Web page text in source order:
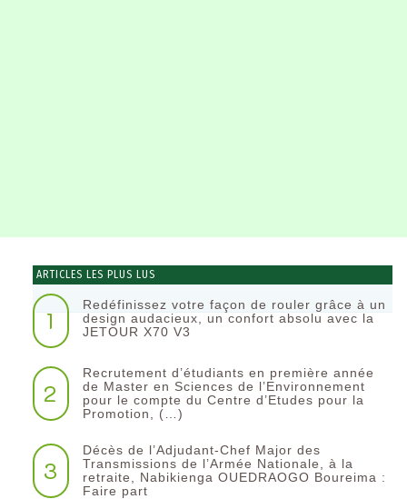
ARTICLES LES PLUS LUS
1
Redéfinissez votre façon de rouler grâce à un
design audacieux, un confort absolu avec la
JETOUR X70 V3
2
Recrutement d’étudiants en première année
de Master en Sciences de l’Environnement
pour le compte du Centre d’Etudes pour la
Promotion, (…)
3
Décès de l’Adjudant-Chef Major des
Transmissions de l’Armée Nationale, à la
retraite, Nabikienga OUEDRAOGO Boureima :
Faire part